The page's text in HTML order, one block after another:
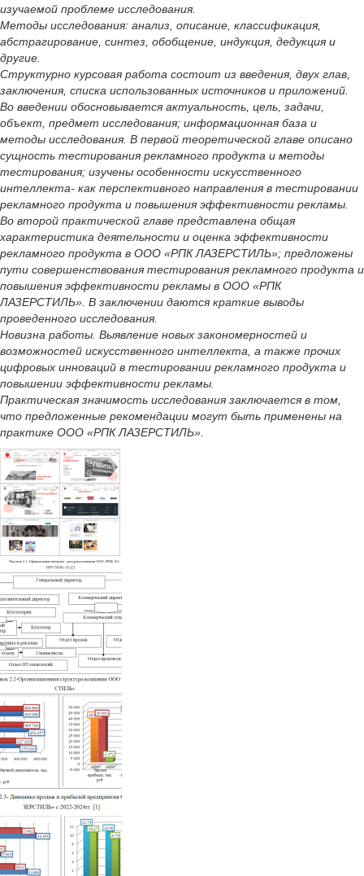
изучаемой проблеме исследования.
Методы исследования: анализ, описание, классификация,
абстрагирование, синтез, обобщение, индукция, дедукция и
другие.
Структурно курсовая работа состоит из введения, двух глав,
заключения, списка использованных источников и приложений.
Во введении обосновывается актуальность, цель, задачи,
объект, предмет исследования; информационная база и
методы исследования. В первой теоретической главе описано
сущность тестирования рекламного продукта и методы
тестирования; изучены особенности искусственного
интеллекта- как перспективного направления в тестировании
рекламного продукта и повышения эффективности рекламы.
Во второй практической главе представлена общая
характеристика деятельности и оценка эффективности
рекламного продукта в ООО «РПК ЛАЗЕРСТИЛЬ»; предложены
пути совершенствования тестирования рекламного продукта и
повышения эффективности рекламы в ООО «РПК
ЛАЗЕРСТИЛЬ». В заключении даются краткие выводы
проведенного исследования.
Новизна работы. Выявление новых закономерностей и
возможностей искусственного интеллекта, а также прочих
цифровых инноваций в тестировании рекламного продукта и
повышении эффективности рекламы.
Практическая значимость исследования заключается в том,
что предложенные рекомендации могут быть применены на
практике ООО «РПК ЛАЗЕРСТИЛЬ».